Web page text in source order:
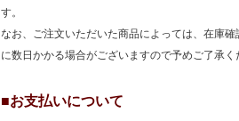
す。
なお、ご注文いただいた商品によっては、在庫確
に数日かかる場合がございますので予めご了承く
■お支払いについて